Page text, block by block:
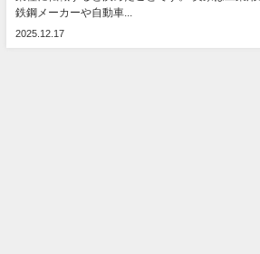
鉄鋼メーカーや自動車...
2025.12.17